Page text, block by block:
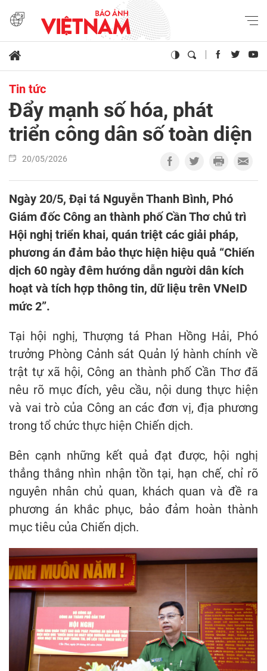
Tin tức
Đẩy mạnh số hóa, phát
triển công dân số toàn diện
20/05/2026
Ngày 20/5, Đại tá Nguyễn Thanh Bình, Phó
Giám đốc Công an thành phố Cần Thơ chủ trì
Hội nghị triển khai, quán triệt các giải pháp,
phương án đảm bảo thực hiện hiệu quả “Chiến
dịch 60 ngày đêm hướng dẫn người dân kích
hoạt và tích hợp thông tin, dữ liệu trên VNeID
mức 2”.
Tại hội nghị, Thượng tá Phan Hồng Hải, Phó
trưởng Phòng Cảnh sát Quản lý hành chính về
trật tự xã hội, Công an thành phố Cần Thơ đã
nêu rõ mục đích, yêu cầu, nội dung thực hiện
và vai trò của Công an các đơn vị, địa phương
trong tổ chức thực hiện Chiến dịch.
Bên cạnh những kết quả đạt được, hội nghị
thẳng thắng nhìn nhận tồn tại, hạn chế, chỉ rõ
nguyên nhân chủ quan, khách quan và đề ra
phương án khắc phục, bảo đảm hoàn thành
mục tiêu của Chiến dịch.